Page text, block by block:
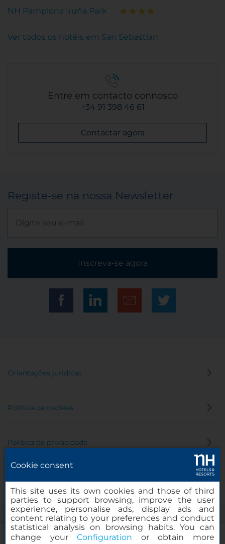
NH Pamplona Iruña Park
Ver todos os hotéis em San Sebastian
Entre em contacto connosco
+34 91 398 46 61
Contactar agora
Registe-se na nossa Newsletter
Inscreva-se agora
Orientações jurídicas
Política de cookies
Política de privacidade
Cookie consent
This site uses its own cookies and those of third
parties to support browsing, improve the user
experience, personalise ads, display ads and
content relating to your preferences and conduct
statistical analysis on browsing habits. You can
change yourConfiguration or obtain more